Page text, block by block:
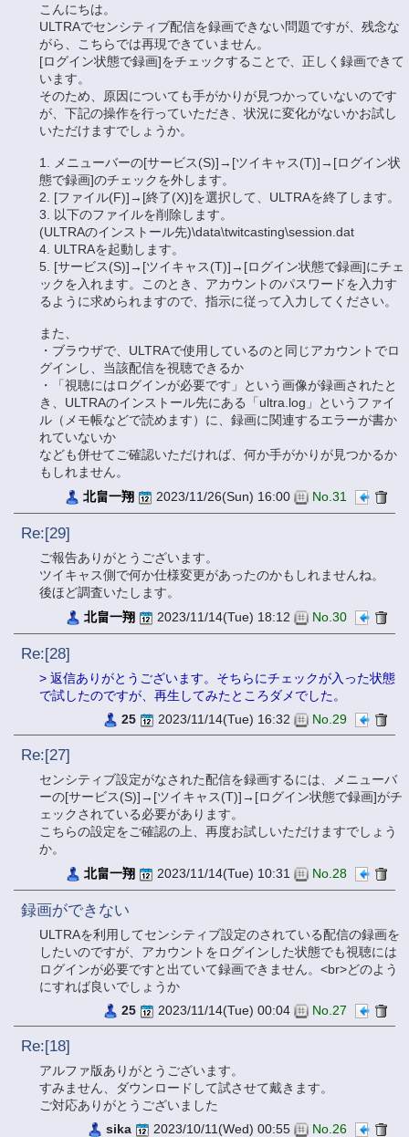
こんにちは。
ULTRAでセンシティブ配信を録画できない問題ですが、残念な
がら、こちらでは再現できていません。
[ログイン状態で録画]をチェックすることで、正しく録画できて
います。
そのため、原因についても手がかりが見つかっていないのです
が、下記の操作を行っていただき、状況に変化がないかお試し
いただけますでしょうか。
1. メニューバーの[サービス(S)]→[ツイキャス(T)]→[ログイン状
態で録画]のチェックを外します。
2. [ファイル(F)]→[終了(X)]を選択して、ULTRAを終了します。
3. 以下のファイルを削除します。
(ULTRAのインストール先)\data\twitcasting\session.dat
4. ULTRAを起動します。
5. [サービス(S)]→[ツイキャス(T)]→[ログイン状態で録画]にチェ
ックを入れます。このとき、アカウントのパスワードを入力す
るように求められますので、指示に従って入力してください。
また、
・ブラウザで、ULTRAで使用しているのと同じアカウントでロ
グインし、当該配信を視聴できるか
・「視聴にはログインが必要です」という画像が録画されたと
き、ULTRAのインストール先にある「ultra.log」というファイ
ル（メモ帳などで読めます）に、録画に関連するエラーが書か
れていないか
なども併せてご確認いただければ、何か手がかりが見つかるか
もしれません。
北畠一翔
2023/11/26(Sun) 16:00 No.31
Re:[29]
ご報告ありがとうございます。
ツイキャス側で何か仕様変更があったのかもしれませんね。
後ほど調査いたします。
北畠一翔
2023/11/14(Tue) 18:12 No.30
Re:[28]
> 返信ありがとうございます。そちらにチェックが入った状態
で試したのですが、再生してみたところダメでした。
25
2023/11/14(Tue) 16:32 No.29
Re:[27]
センシティブ設定がなされた配信を録画するには、メニューバ
ーの[サービス(S)]→[ツイキャス(T)]→[ログイン状態で録画]がチ
ェックされている必要があります。
こちらの設定をご確認の上、再度お試しいただけますでしょう
か。
北畠一翔
2023/11/14(Tue) 10:31 No.28
録画ができない
ULTRAを利用してセンシティブ設定のされている配信の録画を
したいのですが、アカウントをログインした状態でも視聴には
ログインが必要ですと出ていて録画できません。<br>どのよう
にすれば良いでしょうか
25
2023/11/14(Tue) 00:04 No.27
Re:[18]
アルファ版ありがとうございます。
すみません、ダウンロードして試させて戴きます。
ご対応ありがとうございました
sika
2023/10/11(Wed) 00:55 No.26